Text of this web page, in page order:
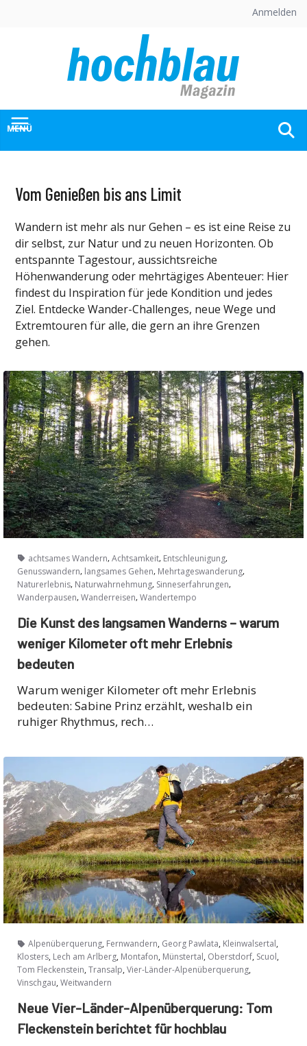
Anmelden
MENÜ
Vom Genießen bis ans Limit
Wandern ist mehr als nur Gehen – es ist eine Reise zu
dir selbst, zur Natur und zu neuen Horizonten. Ob
entspannte Tagestour, aussichtsreiche
Höhenwanderung oder mehrtägiges Abenteuer: Hier
findest du Inspiration für jede Kondition und jedes
Ziel. Entdecke Wander-Challenges, neue Wege und
Extremtouren für alle, die gern an ihre Grenzen
gehen.
achtsames Wandern, Achtsamkeit, Entschleunigung,
Genusswandern, langsames Gehen, Mehrtageswanderung,
Naturerlebnis, Naturwahrnehmung, Sinneserfahrungen,
Wanderpausen, Wanderreisen, Wandertempo
Die Kunst des langsamen Wanderns – warum
weniger Kilometer oft mehr Erlebnis
bedeuten
Warum weniger Kilometer oft mehr Erlebnis
bedeuten: Sabine Prinz erzählt, weshalb ein
ruhiger Rhythmus, rech…
Alpenüberquerung, Fernwandern, Georg Pawlata, Kleinwalsertal,
Klosters, Lech am Arlberg, Montafon, Münstertal, Oberstdorf, Scuol,
Tom Fleckenstein, Transalp, Vier-Länder-Alpenüberquerung,
Vinschgau, Weitwandern
Neue Vier-Länder-Alpenüberquerung: Tom
Fleckenstein berichtet für hochblau